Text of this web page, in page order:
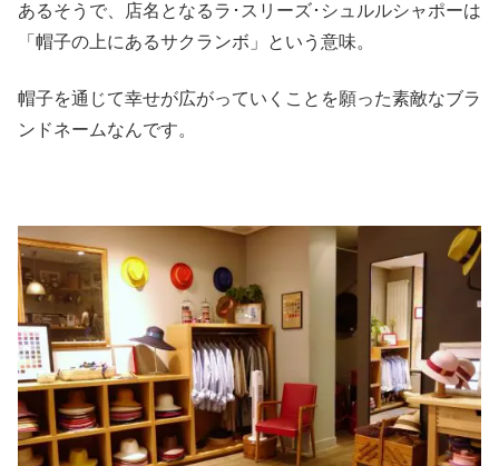
あるそうで、店名となるラ･スリーズ･シュルルシャポーは
「帽子の上にあるサクランボ」という意味。
帽子を通じて幸せが広がっていくことを願った素敵なブラ
ンドネームなんです。